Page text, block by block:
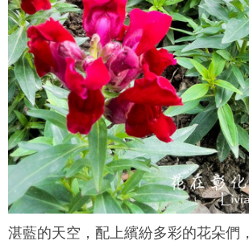
湛藍的天空，配上繽紛多彩的花朵們，